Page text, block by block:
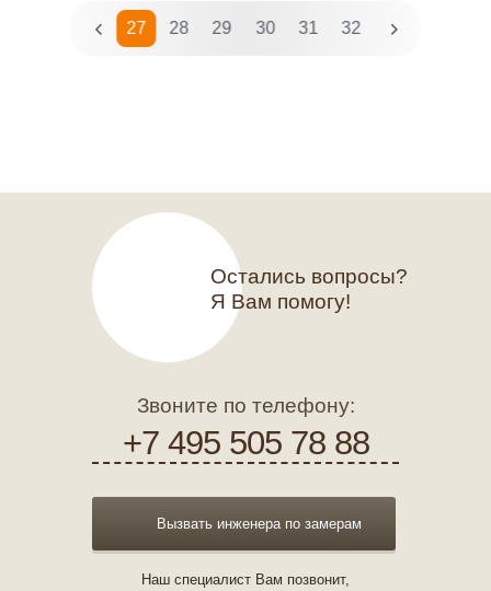
26 27 28 29 30 31 32 33
Остались вопросы?
Я Вам помогу!
Звоните по телефону:
+7 495 505 78 88
Вызвать инженера по замерам
Наш специалист Вам позвонит,